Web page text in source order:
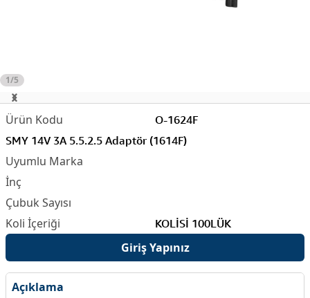
1/5
O-1624F
SMY 14V 3A 5.5.2.5 Adaptör (1614F)
KOLİSİ 100LÜK
Giriş Yapınız
Açıklama